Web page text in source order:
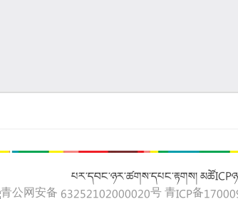
པར་དབང་ཉར་ཚགས་དཔང་རྟགས།